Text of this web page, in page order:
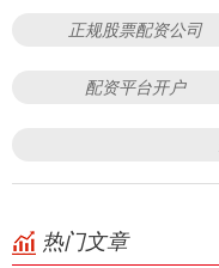
正规股票配资公司
配资平台开户
热门文章